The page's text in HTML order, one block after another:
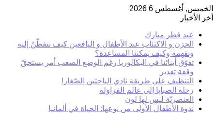
الخميس, أغسطس 6 2026
أخر الأخبار
عيد فطر مبارك
الحزن و الاكتئاب عند الأطفال و اليافعين كيف نتفطّنُ إليه
ونفهمه وكيف يمكننا المساعدة؟
تفوّق أبنائنا في البكالوريا رغم الوضع الصعب أمر يستحقّ
وقفة تقدير
التنظيف على طريقة نادي الباحثين الصّغار!
رحلة الصبايا إلى عالم الفراولة
العنصريّة ليس لها لون
ندوة الأطفال الأولى من نوعها: الحياة في ألمانيا